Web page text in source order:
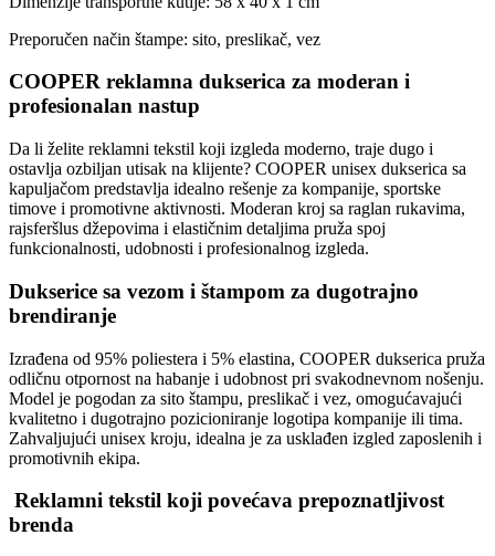
Preporučen način štampe: sito, preslikač, vez
COOPER reklamna dukserica za moderan i
profesionalan nastup
Da li želite reklamni tekstil koji izgleda moderno, traje dugo i
ostavlja ozbiljan utisak na klijente? COOPER unisex dukserica sa
kapuljačom predstavlja idealno rešenje za kompanije, sportske
timove i promotivne aktivnosti. Moderan kroj sa raglan rukavima,
rajsferšlus džepovima i elastičnim detaljima pruža spoj
funkcionalnosti, udobnosti i profesionalnog izgleda.
Dukserice sa vezom i štampom za dugotrajno
brendiranje
Izrađena od 95% poliestera i 5% elastina, COOPER dukserica pruža
odličnu otpornost na habanje i udobnost pri svakodnevnom nošenju.
Model je pogodan za sito štampu, preslikač i vez, omogućavajući
kvalitetno i dugotrajno pozicioniranje logotipa kompanije ili tima.
Zahvaljujući unisex kroju, idealna je za usklađen izgled zaposlenih i
promotivnih ekipa.
Reklamni tekstil koji povećava prepoznatljivost
brenda